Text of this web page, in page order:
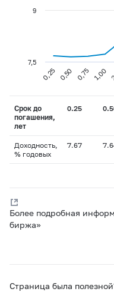
0,25 0,50 0,75 1,00
7,5
9
Срок до
погашения,
лет
0.25
Доходность,
% годовых
7.67
Более подробная
биржа»
Страница была